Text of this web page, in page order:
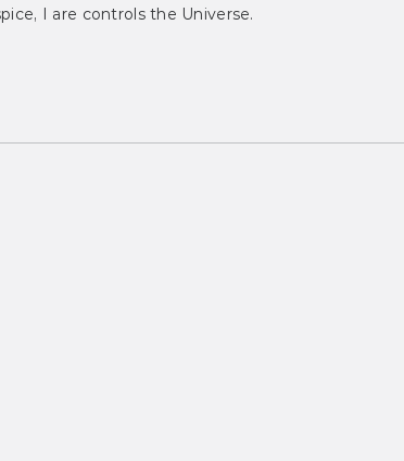
I are controls the Universe.